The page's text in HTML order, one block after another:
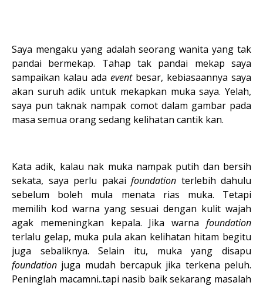
Saya mengaku yang adalah seorang wanita yang tak
pandai bermekap. Tahap tak pandai mekap saya
sampaikan kalau ada eventbesar, kebiasaannya saya
akan suruh adik untuk mekapkan muka saya. Yelah,
saya pun taknak nampak comot dalam gambar pada
masa semua orang sedang kelihatan cantik kan.
Kata adik, kalau nak muka nampak putih dan bersih
sekata, saya perlu pakai foundation terlebih dahulu
sebelum boleh mula menata rias muka. Tetapi
memilih kod warna yang sesuai dengan kulit wajah
agak memeningkan kepala. Jika warna foundation
terlalu gelap, muka pula akan kelihatan hitam begitu
juga sebaliknya. Selain itu, muka yang disapu
foundation juga mudah bercapuk jika terkena peluh.
Peninglah macamni..tapi nasib baik sekarang masalah